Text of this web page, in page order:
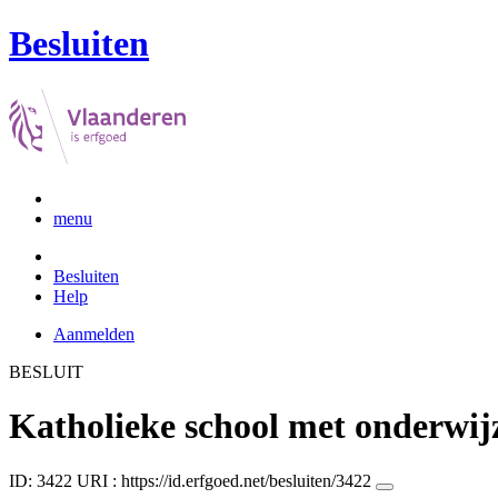
Besluiten
menu
Besluiten
Help
Aanmelden
BESLUIT
Katholieke school met
ID: 3422 URI : https://id.erfgoed.net/besluiten/3422